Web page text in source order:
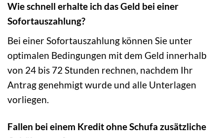
Wie schnell erhalte ich das Geld bei einer
Sofortauszahlung?
Bei einer Sofortauszahlung können Sie unter
optimalen Bedingungen mit dem Geld innerhalb
von 24 bis 72 Stunden rechnen, nachdem Ihr
Antrag genehmigt wurde und alle Unterlagen
vorliegen.
Fallen bei einem Kredit ohne Schufa zusätzliche